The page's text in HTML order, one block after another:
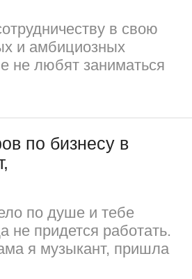
в свою
и амбициозных
не любят заниматься
по бизнесу в
по душе и тебе
не придется работать.
я музыкант, пришла